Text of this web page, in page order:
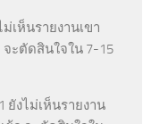
ม่เห็นรายงานเขา
จะตัดสินใจใน 7-15
ยังไม่เห็นรายงาน